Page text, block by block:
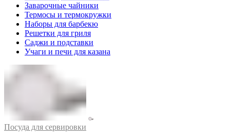
Заварочные чайники
Термосы и термокружки
Наборы для барбекю
Решетки для гриля
Саджи и подставки
Учаги и печи для казана
Посуда для сервировки